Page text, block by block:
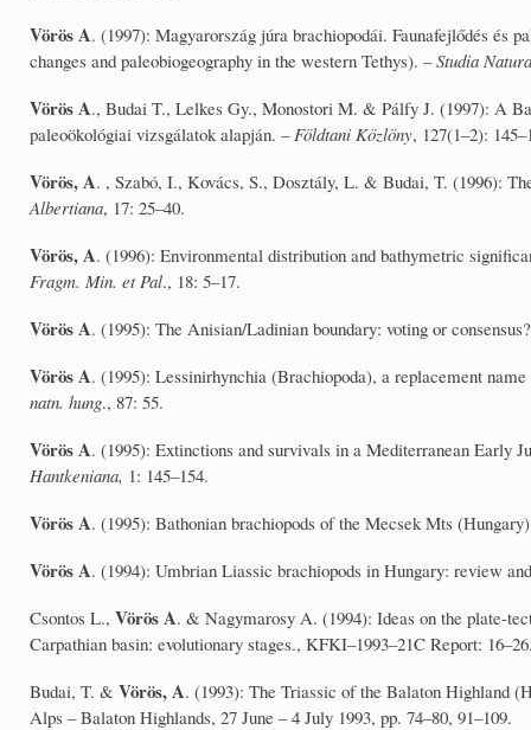
Vörös A. (1997): Magyarország júra brachiopodái. Faunafejlődés és
changes and paleobiogeography in the western Tethys). –Studia
Vörös A., Budai T., Lelkes Gy., Monostori M. & Pálfy J. (1997): A
paleoökológiai vizsgálatok alapján. – Földtani Közlöny, 127(1–2):
Vörös, A. , Szabó, I., Kovács, S., Dosztály, L. & Budai, T. (1996):
Albertiana, 17: 25–40.
Vörös, A. (1996): Environmental distribution and bathymetric
Fragm. Min. et Pal., 18: 5–17.
Vörös A. (1995): The Anisian/Ladinian boundary: voting or
Vörös A. (1995): Lessinirhynchia (Brachiopoda), a replacement
natn. hung., 87: 55.
Vörös A. (1995): Extinctions and survivals in a Mediterranean Early
Hantkeniana, 1: 145–154.
Vörös A. (1995): Bathonian brachiopods of the Mecsek Mts
Vörös A. (1994): Umbrian Liassic brachiopods in Hungary: review
Csontos L., Vörös A. & Nagymarosy A. (1994): Ideas on the plate-
Carpathian basin: evolutionary stages., KFKI–1993–21C Report:
Budai, T. & Vörös, A. (1993): The Triassic of the Balaton Highland
Alps – Balaton Highlands, 27 June – 4 July 1993, pp. 74–80, 91–109.